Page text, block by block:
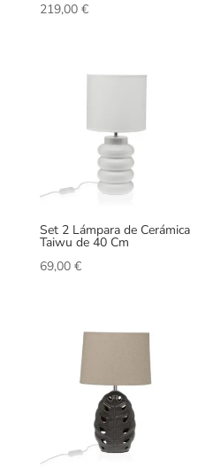
219,00 €
Set 2 Lámpara de Cerámica
Taiwu de 40 Cm
69,00 €